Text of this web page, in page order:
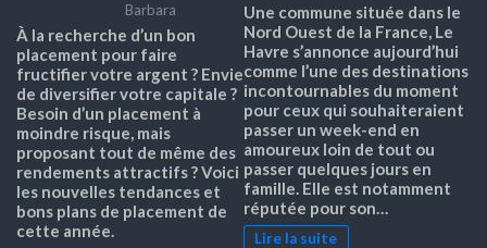
Barbara
À la recherche d’un bon
placement pour faire
fructifier votre argent ? Envie
de diversifier votre capitale ?
Besoin d’un placement à
moindre risque, mais
proposant tout de même des
rendements attractifs ? Voici
les nouvelles tendances et
bons plans de placement de
cette année.
Une commune située dans le
Nord Ouest de la France, Le
Havre s’annonce aujourd’hui
comme l’une des destinations
incontournables du moment
pour ceux qui souhaiteraient
passer un week-end en
amoureux loin de tout ou
passer quelques jours en
famille. Elle est notamment
réputée pour son…
Lire la suite